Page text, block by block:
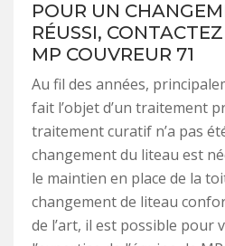
POUR UN
RÉUSSI,
MP COUVREUR 71
Au fil des années,
fait l’objet d’un traitement
traitement curatif n’a pas
changement du liteau est
le maintien en place de la
changement de liteau
de l’art, il est possible pour